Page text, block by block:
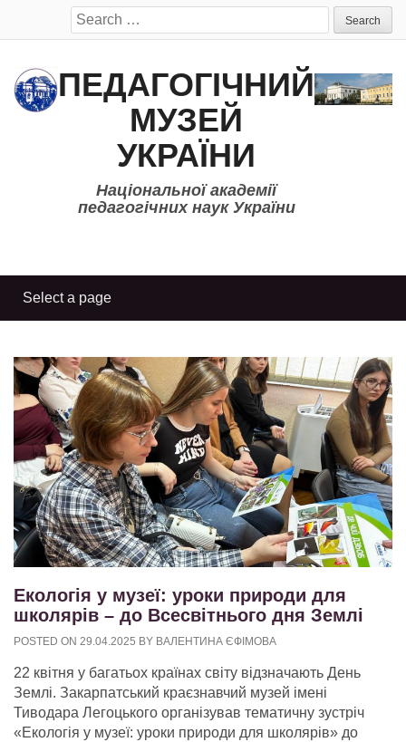
Search
for:
ПЕДАГОГІЧНИЙ
МУЗЕЙ
УКРАЇНИ
Національної академії
педагогічних наук України
Екологія у музеї: уроки природи для
школярів – до Всесвітнього дня Землі
POSTED ON 29.04.2025 BY ВАЛЕНТИНА ЄФІМОВА
22 квітня у багатьох країнах світу відзначають День
Землі. Закарпатський краєзнавчий музей імені
Тиводара Легоцького організував тематичну зустріч
«Екологія у музеї: уроки природи для школярів» до